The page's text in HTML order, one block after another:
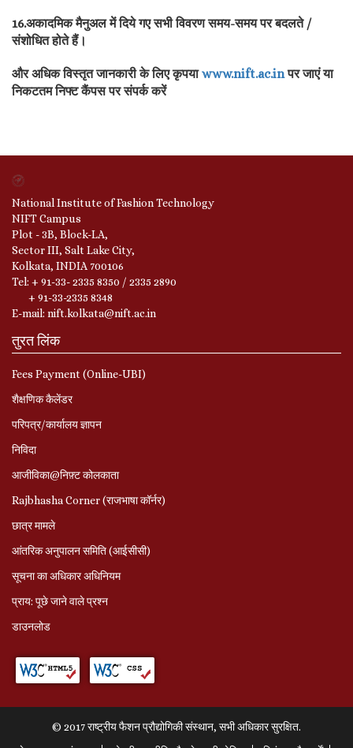
16.अकादमिक मैनुअल में दिये गए सभी विवरण समय-समय पर बदलते /
संशोधित होते हैं।
और अधिक विस्तृत जानकारी के लिए कृपयाwww.nift.ac.inपर जाएं या
निकटतम निफ्ट कैंपस पर संपर्क करें
National Institute of Fashion Technology
NIFT Campus
Plot - 3B, Block-LA,
Sector III, Salt Lake City,
Kolkata, INDIA 700106
Tel: + 91-33- 2335 8350 / 2335 2890
+ 91-33-2335 8348
E-mail: nift.kolkata@nift.ac.in
तुरत लिंक
Fees Payment (Online-UBI)
शैक्षणिक कैलेंडर
परिपत्र/कार्यालय ज्ञापन
निविदा
आजीविका@निफ़्ट कोलकाता
Rajbhasha Corner (राजभाषा कॉर्नर)
छात्र मामले
आंतरिक अनुपालन समिति (आईसीसी)
सूचना का अधिकार अधिनियम
प्राय: पूछे जाने वाले प्रश्‍न
डाउनलोड
© 2017 राष्ट्रीय फैशन प्रौद्योगिकी संस्थान, सभी अधिकार सुरक्षित.